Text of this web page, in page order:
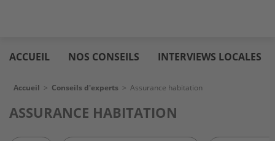
au
contenu
immo
ACCUEIL NOS CONSEILS INTERVIEWS LOCALES
Fil d'Ariane
Accueil > Conseils d'experts > Assurance habitation
ASSURANCE HABITATION